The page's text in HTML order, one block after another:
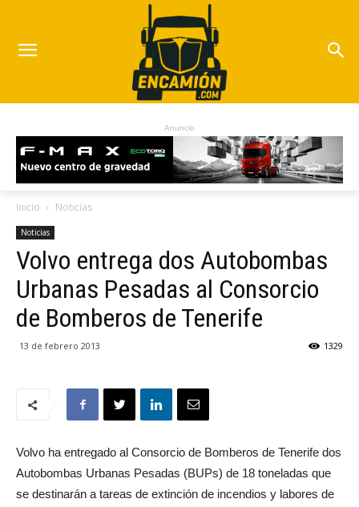
Anuncio
Inicio Noticias
Noticias
Volvo entrega dos Autobombas
Urbanas Pesadas al Consorcio
de Bomberos de Tenerife
13 de febrero 2013 1329
Volvo ha entregado al Consorcio de Bomberos de Tenerife dos
Autobombas Urbanas Pesadas (BUPs) de 18 toneladas que
se destinarán a tareas de extinción de incendios y labores de